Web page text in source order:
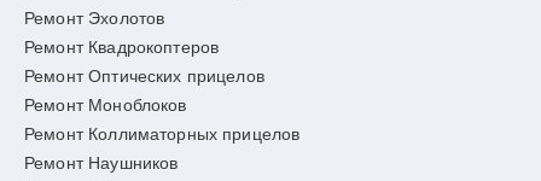
Ремонт Эхолотов
Ремонт Квадрокоптеров
Ремонт Оптических прицелов
Ремонт Моноблоков
Ремонт Коллиматорных прицелов
Ремонт Наушников